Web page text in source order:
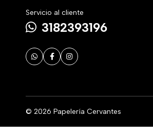
Servicio al cliente
3182393196
© 2026 Papelería Cervantes